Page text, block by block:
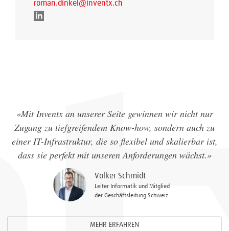
roman.dinkel@inventx.ch
«Mit Inventx an unserer Seite gewinnen wir nicht nur
Zugang zu tiefgreifendem Know-how, sondern auch zu
einer IT-Infrastruktur, die so flexibel und skalierbar ist,
dass sie perfekt mit unseren Anforderungen wächst.»
Volker Schmidt
Leiter Informatik und Mitglied
der Geschäftsleitung Schweiz
MEHR ERFAHREN